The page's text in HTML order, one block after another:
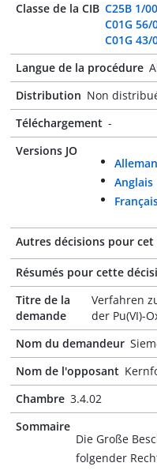
Classe de la CIB C25B 1/00
C01G 56/
C01G 43/
Langue de la procédure
Distribution Non
Téléchargement -
Versions JO
Anglais
Autres décisions pour
Résumés pour cette
Titre de la
demande
Verfahren
der Pu(VI)-
Nom du demandeur
Nom de l'opposant
Chambre 3.4.02
Sommaire
Die Große
folgender